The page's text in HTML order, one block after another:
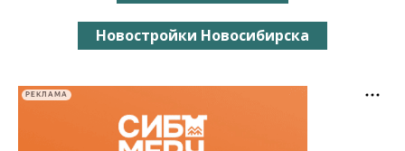
Новостройки Новосибирска
РЕКЛАМА